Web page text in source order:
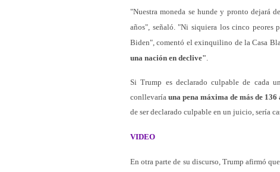
"Nuestra moneda se hunde y pronto dejará
años", señaló. "Ni siquiera los cinco peores
Biden", comentó el exinquilino de la Casa
una nación en declive".
Si Trump es declarado culpable de cada
conllevaríauna pena máxima de más de 136
de ser declarado culpable en un juicio, sería
VIDEO
En otra parte de su discurso, Trump afirmó